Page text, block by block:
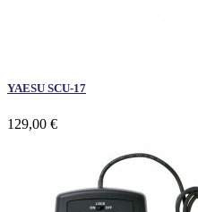
YAESU SCU-17
129,00 €